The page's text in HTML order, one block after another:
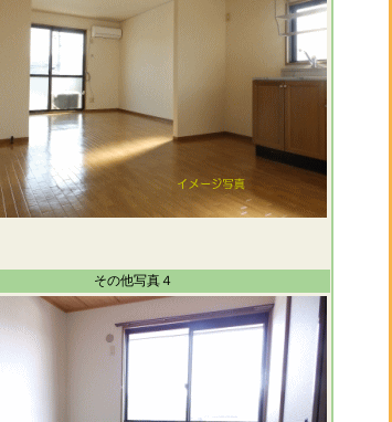
その他写真４